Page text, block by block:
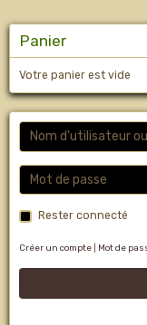
Panier
Votre panier est vide
Rester connecté
Créer un compte Mot de